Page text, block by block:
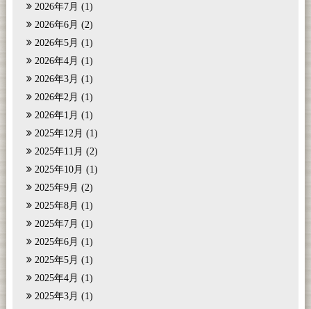
2026年7月 (1)
2026年6月 (2)
2026年5月 (1)
2026年4月 (1)
2026年3月 (1)
2026年2月 (1)
2026年1月 (1)
2025年12月 (1)
2025年11月 (2)
2025年10月 (1)
2025年9月 (2)
2025年8月 (1)
2025年7月 (1)
2025年6月 (1)
2025年5月 (1)
2025年4月 (1)
2025年3月 (1)